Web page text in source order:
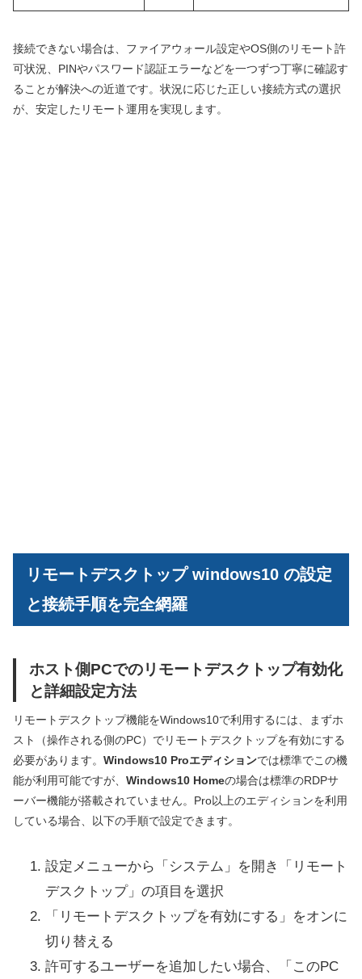
接続できない場合は、ファイアウォール設定やOS側のリモート許
可状況、PINやパスワード認証エラーなどを一つずつ丁寧に確認す
ることが解決への近道です。状況に応じた正しい接続方式の選択
が、安定したリモート運用を実現します。
リモートデスクトップ windows10 の設定
と接続手順を完全網羅
ホスト側PCでのリモートデスクトップ有効化
と詳細設定方法
リモートデスクトップ機能をWindows10で利用するには、まずホ
スト（操作される側のPC）でリモートデスクトップを有効にする
必要があります。 Windows10 Proエディションでは標準でこの機
能が利用可能ですが、 Windows10 Homeの場合は標準のRDPサ
ーバー機能が搭載されていません。Pro以上のエディションを利用
している場合、以下の手順で設定できます。
設定メニューから「システム」を開き「リモート
デスクトップ」の項目を選択
「リモートデスクトップを有効にする」をオンに
切り替える
許可するユーザーを追加したい場合、「このPC